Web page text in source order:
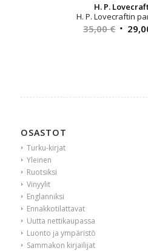
H. P.
H. P. Lovecraftin
35,00€
OSASTOT
Turku-kirjat
Yleinen
Ruotsiksi
Vinyylit
Englanniksi
Ennakkotilattavat
Uutta nettikaupassa
Luonto ja ympäristö
Sammakon kirjailijat